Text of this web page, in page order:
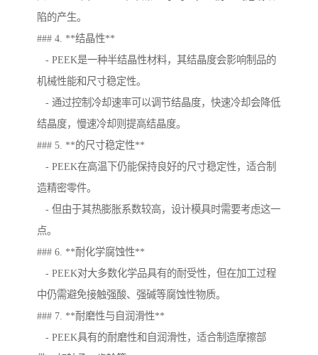
陷的产生。
### 4. **结晶性**
- PEEK是一种半结晶性材料，其结晶度会影响制品的
机械性能和尺寸稳定性。
- 通过控制冷却速率可以调节结晶度，快速冷却会降低
结晶度，慢速冷却则提高结晶度。
### 5. **的尺寸稳定性**
- PEEK在高温下仍能保持良好的尺寸稳定性，适合制
造精密零件。
- 但由于其热膨胀系数较高，设计模具时需要考虑这一
点。
### 6. **耐化学腐蚀性**
- PEEK对大多数化学品具有的耐受性，但在加工过程
中仍需避免接触强酸、强碱等腐蚀性物质。
### 7. **耐磨性与自润滑性**
- PEEK具有的耐磨性和自润滑性，适合制造摩擦部